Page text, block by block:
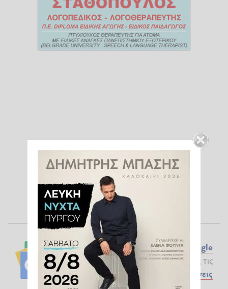
Ακολουθήστε το ilialive.gr στο Google
News και μάθετε πρώτοι όλες τις
Ειδήσεις